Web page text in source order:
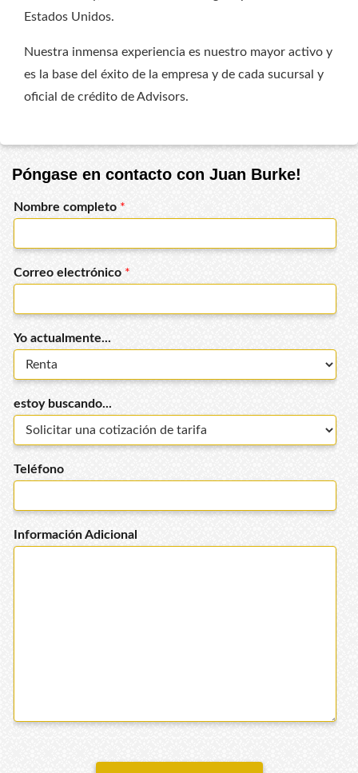
Estados Unidos.
Nuestra inmensa experiencia es nuestro mayor activo y
es la base del éxito de la empresa y de cada sucursal y
oficial de crédito de Advisors.
Póngase en contacto con Juan Burke!
Nombre completo *
Correo electrónico *
Yo actualmente...
estoy buscando...
Teléfono
Información Adicional